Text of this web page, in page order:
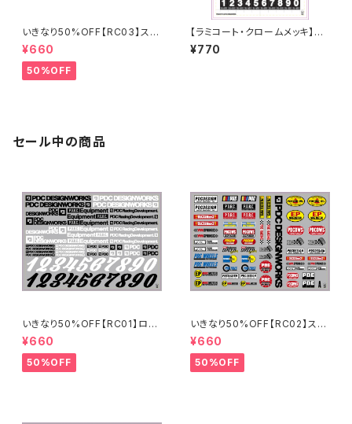
いきなり50%OFF【RC03】スポ
ンサーステッカーB 2024
¥660
50%OFF
【ラミコート・クロームメッキ】PD
C_STICKER SHEET [2024]R
6/AAバッテリーステッカー
¥770
セール中の商品
いきなり50%OFF【RC01】ロゴ
ステッカー2024
¥660
50%OFF
いきなり50%OFF【RC02】スポ
ンサーステッカーA 2024
¥660
50%OFF